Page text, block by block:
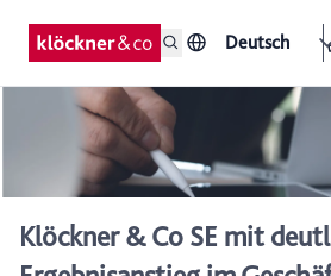
Deutsch
Klöckner & Co SE mit